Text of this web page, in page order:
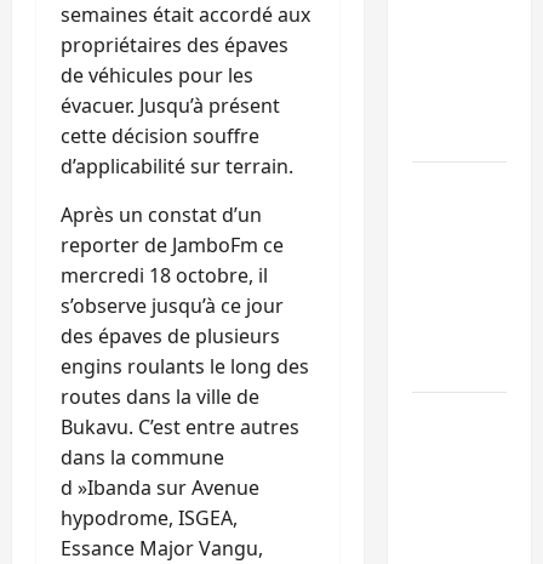
semaines était accordé aux
propriétaires des épaves
de véhicules pour les
évacuer. Jusqu’à présent
cette décision souffre
d’applicabilité sur terrain.
Après un constat d’un
reporter de JamboFm ce
mercredi 18 octobre, il
s’observe jusqu’à ce jour
des épaves de plusieurs
engins roulants le long des
routes dans la ville de
Bukavu. C’est entre autres
dans la commune
d »Ibanda sur Avenue
hypodrome, ISGEA,
Essance Major Vangu,